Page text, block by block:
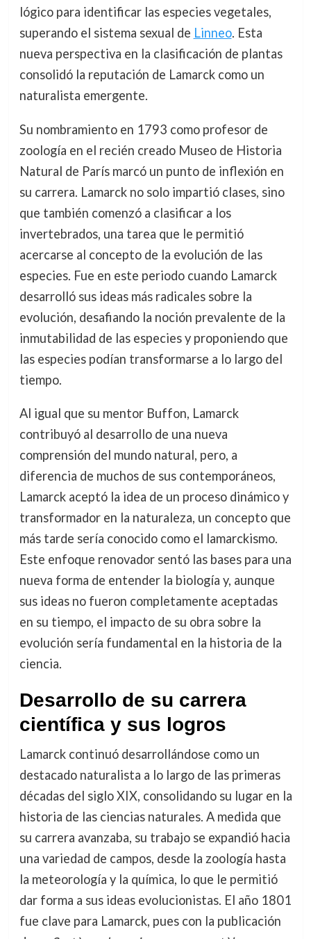
lógico para identificar las especies vegetales,
superando el sistema sexual de Linneo. Esta
nueva perspectiva en la clasificación de plantas
consolidó la reputación de Lamarck como un
naturalista emergente.
Su nombramiento en 1793 como profesor de
zoología en el recién creado Museo de Historia
Natural de París marcó un punto de inflexión en
su carrera. Lamarck no solo impartió clases, sino
que también comenzó a clasificar a los
invertebrados, una tarea que le permitió
acercarse al concepto de la evolución de las
especies. Fue en este periodo cuando Lamarck
desarrolló sus ideas más radicales sobre la
evolución, desafiando la noción prevalente de la
inmutabilidad de las especies y proponiendo que
las especies podían transformarse a lo largo del
tiempo.
Al igual que su mentor Buffon, Lamarck
contribuyó al desarrollo de una nueva
comprensión del mundo natural, pero, a
diferencia de muchos de sus contemporáneos,
Lamarck aceptó la idea de un proceso dinámico y
transformador en la naturaleza, un concepto que
más tarde sería conocido como el lamarckismo.
Este enfoque renovador sentó las bases para una
nueva forma de entender la biología y, aunque
sus ideas no fueron completamente aceptadas
en su tiempo, el impacto de su obra sobre la
evolución sería fundamental en la historia de la
ciencia.
Desarrollo de su carrera
científica y sus logros
Lamarck continuó desarrollándose como un
destacado naturalista a lo largo de las primeras
décadas del siglo XIX, consolidando su lugar en la
historia de las ciencias naturales. A medida que
su carrera avanzaba, su trabajo se expandió hacia
una variedad de campos, desde la zoología hasta
la meteorología y la química, lo que le permitió
dar forma a sus ideas evolucionistas. El año 1801
fue clave para Lamarck, pues con la publicación